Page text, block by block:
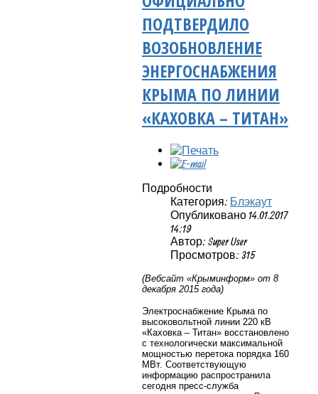
ПОДТВЕРДИЛО
ВОЗОБНОВЛЕНИЕ
ЭНЕРГОСНАБЖЕНИЯ
КРЫМА ПО ЛИНИИ
«КАХОВКА – ТИТАН»
Подробности
Категория: Блэкаут
Опубликовано 14.01.2017
14:19
Автор: Super User
Просмотров: 315
(Вебсайт «Крыминформ» от 8
декабря 2015 года)
Электроснабжение Крыма по
высоковольтной линии 220 кВ
«Каховка – Титан» восстановлено
с технологически максимальной
мощностью перетока порядка 160
МВт. Соответствующую
информацию распространила
сегодня пресс-служба